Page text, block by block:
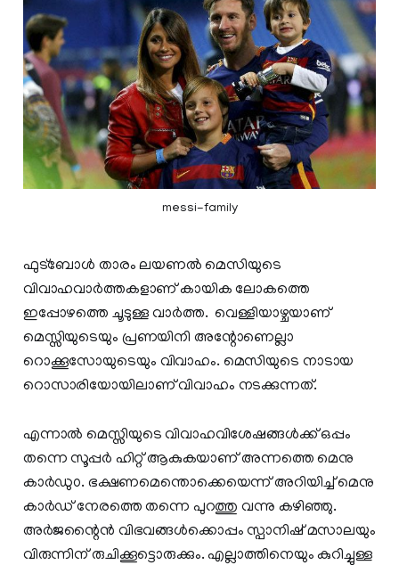
messi-family
ഫുട്ബോള്‍ താരം ലയണല്‍ മെസിയുടെ
വിവാഹവാര്‍ത്തകളാണ് കായിക ലോകത്തെ
ഇപ്പോഴത്തെ ചൂടുള്ള വാര്‍ത്ത. വെള്ളിയാഴ്ചയാണ്
മെസ്സിയുടെയും പ്രണയിനി അന്റോണെല്ലാ
റൊക്കൂസോയുടെയും വിവാഹം. മെസിയുടെ നാടായ
റൊസാരിയോയിലാണ് വിവാഹം നടക്കുന്നത്.
എന്നാല്‍ മെസ്സിയുടെ വിവാഹവിശേഷങ്ങള്‍ക്ക് ഒപ്പം
തന്നെ സൂപ്പര്‍ ഹിറ്റ്‌ ആകുകയാണ് അന്നത്തെ മെനു
കാര്‍ഡു൦. ഭക്ഷണമെന്തൊക്കെയെന്ന് അറിയിച്ച് മെനു
കാര്‍ഡ് നേരത്തെ തന്നെ പുറത്തു വന്നു കഴിഞ്ഞു.
അര്‍ജന്റൈന്‍ വിഭവങ്ങള്‍ക്കൊപ്പം സ്പാനിഷ് മസാലയും
വിരുന്നിന് രുചിക്കൂട്ടൊരുക്കും. എല്ലാത്തിനെയും കുറിച്ചുള്ള